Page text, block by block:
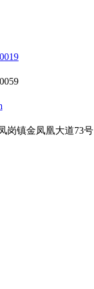
岗镇金凤凰大道73号